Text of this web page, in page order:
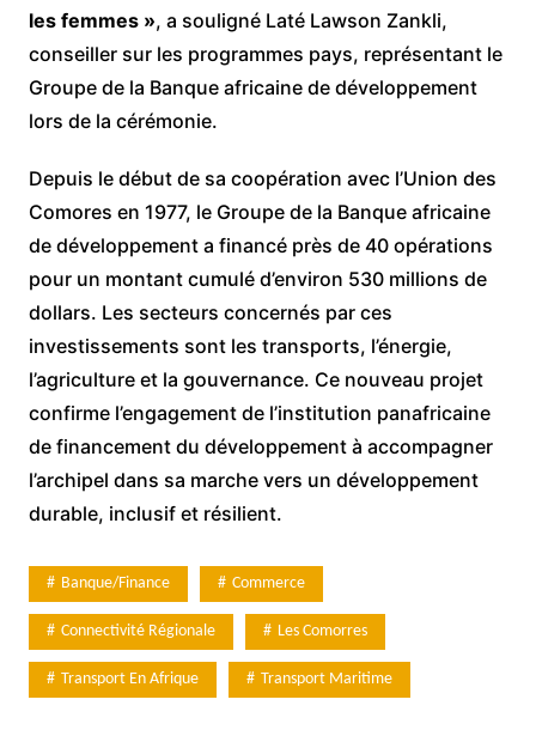
les femmes », a souligné Laté Lawson Zankli,
conseiller sur les programmes pays, représentant le
Groupe de la Banque africaine de développement
lors de la cérémonie.
Depuis le début de sa coopération avec l’Union des
Comores en 1977, le Groupe de la Banque africaine
de développement a financé près de 40 opérations
pour un montant cumulé d’environ 530 millions de
dollars. Les secteurs concernés par ces
investissements sont les transports, l’énergie,
l’agriculture et la gouvernance. Ce nouveau projet
confirme l’engagement de l’institution panafricaine
de financement du développement à accompagner
l’archipel dans sa marche vers un développement
durable, inclusif et résilient.
Banque/Finance Commerce
Connectivité Régionale Les Comorres
Transport En Afrique Transport Maritime